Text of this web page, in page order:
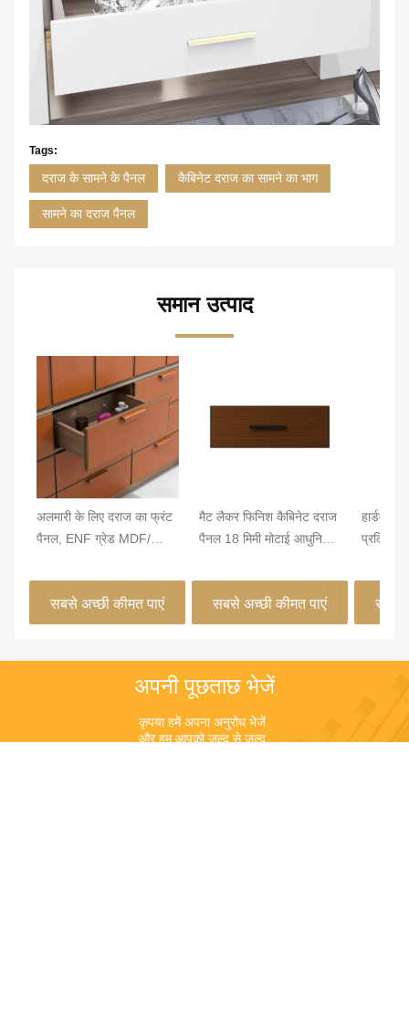
Tags:
दराज के सामने के पैनल कैबिनेट दराज का सामने का भाग
सामने का दराज पैनल
समान उत्पाद
अलमारी के लिए दराज का फ्रंट
पैनल, ENF ग्रेड MDF/
लपेटा गया और एज बैंडेड,
MJMHD CYDP-003 के
लिए कस्टम आकार
सबसे अच्छी कीमत पाएं
मैट लैकर फिनिश कैबिनेट दराज
पैनल 18 मिमी मोटाई आधुनिक
और स्टाइलिश एकीकरण के लिए
डिज़ाइन किया गया
सबसे अच्छी कीमत पाएं
हार्डवेयर
प्रतिरोध
कस्टम
सबसे
अपनी पूछताछ भेजें
कृपया हमें अपना अनुरोध भेजें
और हम आपको जल्द से जल्द